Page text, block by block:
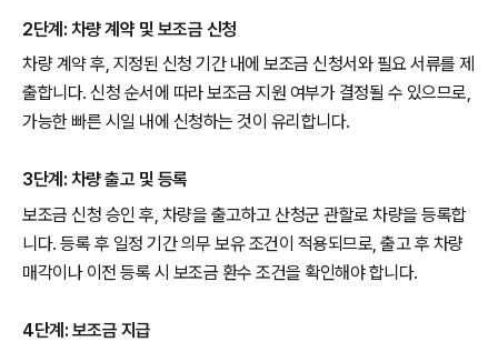
2단계: 차량 계약 및 보조금 신청
차량 계약 후, 지정된 신청 기간 내에 보조금 신청서와 필요 서류를 제
출합니다. 신청 순서에 따라 보조금 지원 여부가 결정될 수 있으므로,
가능한 빠른 시일 내에 신청하는 것이 유리합니다.
3단계: 차량 출고 및 등록
보조금 신청 승인 후, 차량을 출고하고 산청군 관할로 차량을 등록합
니다. 등록 후 일정 기간 의무 보유 조건이 적용되므로, 출고 후 차량
매각이나 이전 등록 시 보조금 환수 조건을 확인해야 합니다.
4단계: 보조금 지급